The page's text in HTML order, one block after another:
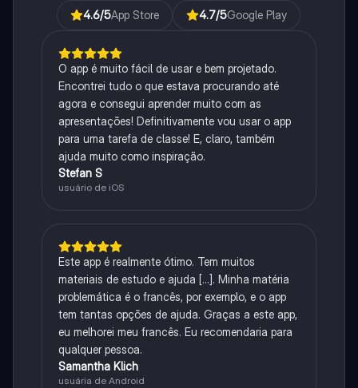
4.6/5App Store 4.7/5Google Play
O app é muito fácil de usar e bem projetado.
Encontrei tudo o que estava procurando até
agora e consegui aprender muito com as
apresentações! Definitivamente vou usar o app
para uma tarefa de classe! E, claro, também
ajuda muito como inspiração.
Stefan S
usuário de iOS
Este app é realmente ótimo. Tem muitos
materiais de estudo e ajuda [...]. Minha matéria
problemática é o francês, por exemplo, e o app
tem tantas opções de ajuda. Graças a este app,
eu melhorei meu francês. Eu recomendaria para
qualquer pessoa.
Samantha Klich
usuária de Android